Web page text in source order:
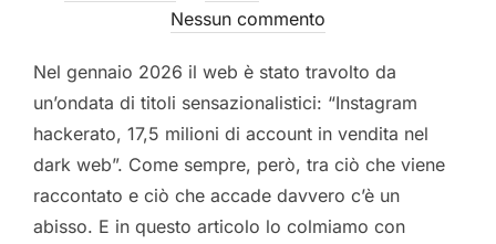
il
Nessun commento
Nel gennaio 2026 il web è stato travolto da
un’ondata di titoli sensazionalistici: “Instagram
hackerato, 17,5 milioni di account in vendita nel
dark web”. Come sempre, però, tra ciò che viene
raccontato e ciò che accade davvero c’è un
abisso. E in questo articolo lo colmiamo con